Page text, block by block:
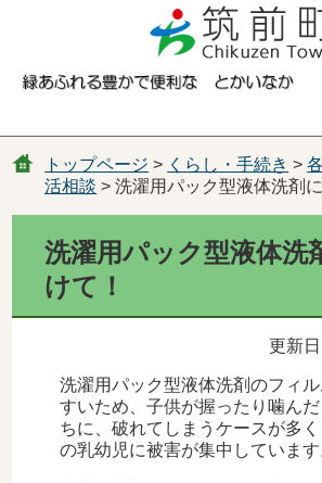
コンテンツにジャン
トップページ > くらし・手続き >
活相談 > 洗濯用パック型液体洗剤
洗濯用パック型液体洗
けて！
更新
洗濯用パック型液体洗剤のフィ
すいため、子供が握ったり噛ん
ちに、破れてしまうケースが多
の乳幼児に被害が集中しています